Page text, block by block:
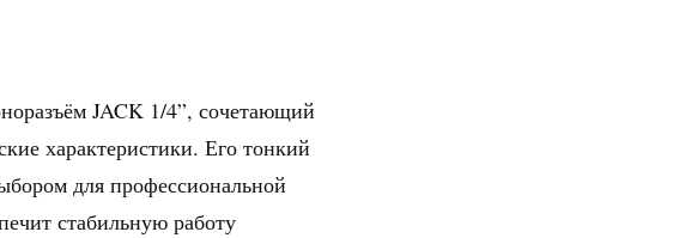
JACK 1/4”, сочетающий
характеристики. Его тонкий
для профессиональной
стабильную работу